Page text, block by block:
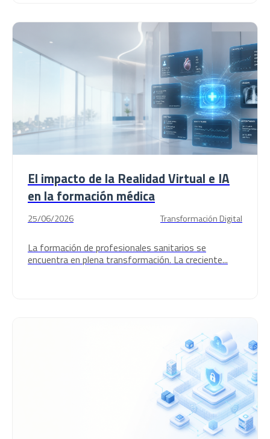
El impacto de la Realidad Virtual e IA
en la formación médica
25/06/2026 Transformación Digital
La formación de profesionales sanitarios se
encuentra en plena transformación. La creciente...